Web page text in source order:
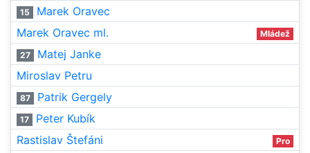
15
Marek Oravec
Marek Oravec ml.
Mládež
27
Matej Janke
Miroslav Petru
87 Patrik Gergely
17
Peter Kubík
Rastislav Štefáni
Pro